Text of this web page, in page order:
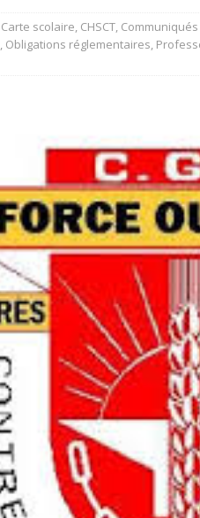
Carte scolaire, CHSCT, Communiqués
, Obligations réglementaires,